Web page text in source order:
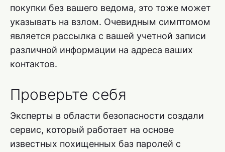
покупки без вашего ведома, это тоже может
указывать на взлом. Очевидным симптомом
является рассылка с вашей учетной записи
различной информации на адреса ваших
контактов.
Проверьте себя
Эксперты в области безопасности создали
сервис, который работает на основе
известных похищенных баз паролей с